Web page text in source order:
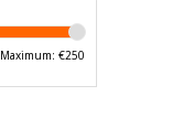
Maximum: €250